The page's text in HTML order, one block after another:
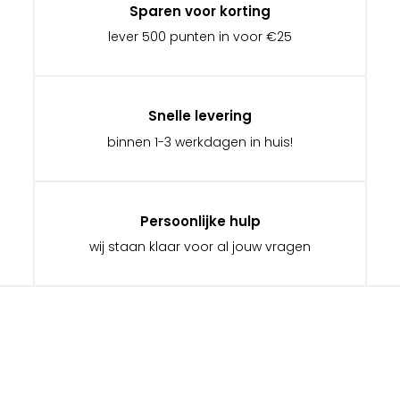
Sparen voor korting
lever 500 punten in voor €25
Snelle levering
binnen 1-3 werkdagen in huis!
Persoonlijke hulp
wij staan klaar voor al jouw vragen